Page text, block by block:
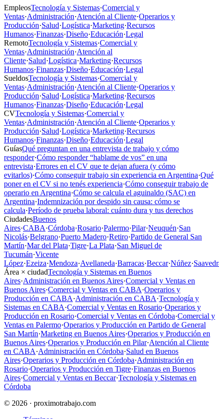
EmpleosTecnología y Sistemas·Comercial y
Ventas·Administración·Atención al Cliente·Operarios y
Producción·Salud·Logística·Marketing·Recursos
Humanos·Finanzas·Diseño·Educación·Legal
RemotoTecnología y Sistemas·Comercial y
Ventas·Administración·Atención al
Cliente·Salud·Logística·Marketing·Recursos
Humanos·Finanzas·Diseño·Educación·Legal
SueldosTecnología y Sistemas·Comercial y
Ventas·Administración·Atención al Cliente·Operarios y
Producción·Salud·Logística·Marketing·Recursos
Humanos·Finanzas·Diseño·Educación·Legal
CVTecnología y Sistemas·Comercial y
Ventas·Administración·Atención al Cliente·Operarios y
Producción·Salud·Logística·Marketing·Recursos
Humanos·Finanzas·Diseño·Educación·Legal
GuíasQué preguntan en una entrevista de trabajo y cómo
responder·Cómo responder “hablame de vos” en una
entrevista·Errores en el CV que te dejan afuera (y cómo
evitarlos)·Cómo conseguir trabajo sin experiencia en Argentina·Qué
poner en el CV si no tenés experiencia·Cómo conseguir trabajo de
operario en Argentina·Cómo se calcula el aguinaldo (SAC) en
Argentina·Indemnización por despido sin causa: cómo se
calcula·Período de prueba laboral: cuánto dura y tus derechos
CiudadesBuenos
Aires·CABA·Córdoba·Rosario·Palermo·Pilar·Neuquén·San
Nicolás·Belgrano·Puerto Madero·Retiro·Partido de General San
Martín·Mar del Plata·Tigre·La Plata·San Miguel de
Tucumán·Vicente
López·Ezeiza·Mendoza·Avellaneda·Barracas·Beccar·Núñez·
Área × ciudadTecnología y Sistemas en Buenos
Aires·Administración en Buenos Aires·Comercial y Ventas en
Buenos Aires·Comercial y Ventas en CABA·Operarios y
Producción en CABA·Administración en CABA·Tecnología y
Sistemas en CABA·Comercial y Ventas en Rosario·Operarios y
Producción en Rosario·Comercial y Ventas en Córdoba·Comercial y
Ventas en Palermo·Operarios y Producción en Partido de General
San Martín·Marketing en Buenos Aires·Operarios y Producción en
Buenos Aires·Operarios y Producción en Pilar·Atención al Cliente
en CABA·Administración en Córdoba·Salud en Buenos
Aires·Operarios y Producción en Córdoba·Administración en
Rosario·Operarios y Producción en Tigre·Finanzas en Buenos
Aires·Comercial y Ventas en Beccar·Tecnología y Sistemas en
Córdoba
© 2026 · proximotrabajo.com